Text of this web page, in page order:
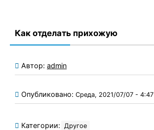
Как отделать прихожую
Автор: admin
Опубликовано: Среда, 2021/07/07 - 4:47
Категории: Другое